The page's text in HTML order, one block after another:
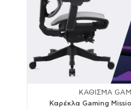
ΚΑΘΙΣΜΑ
Καρέκλα Gaming